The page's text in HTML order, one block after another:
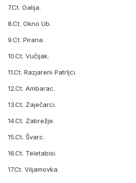
7.Ct. Galija.
8.Ct. Okno Ub.
9.Ct. Pirana.
10.Ct. Vučijak.
11.Ct. Razjareni Patrljci.
12.Ct. Ambarac.
13.Ct. Zaječarci.
14.Ct. Zabrežje.
15.Ct. Švarc.
16.Ct. Teletabisi.
17.Ct. Viljamovka.